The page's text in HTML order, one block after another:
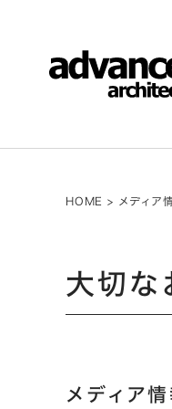
HOME > メディア
大切な
メディア